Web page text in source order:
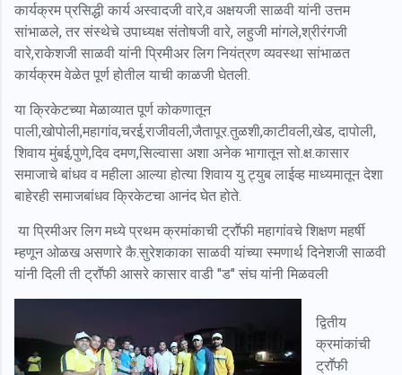
कार्यक्रम प्रसिद्धी कार्य अस्वादजी वारे,व अक्षयजी साळवी यांनी उत्तम
सांभाळले, तर संस्थेचे उपाध्यक्ष संतोषजी वारे, लहुजी मांगले,श्रीरंगजी
वारे,राकेशजी साळवी यांनी प्रिमीअर लिग नियंत्रण व्यवस्था सांभाळत
कार्यक्रम वेळेत पूर्ण होतील याची काळजी घेतली.
या क्रिकेटच्या मेळाव्यात पूर्ण कोकणातून
पाली,खोपोली,महागांव,चरई,राजीवली,जैतापूर.तुळशी,काटीवली,खेड, दापोली,
शिवाय मुंबई,पुणे,दिव दमण,सिल्वासा अशा अनेक भागातून सो.क्ष.कासार
समाजाचे बांधव व महीला आल्या होत्या शिवाय यु ट्युब लाईव्ह माध्यमातून देशा
बाहेरही समाजबांधव क्रिकेटचा आनंद घेत होते.
या प्रिमीअर लिग मध्ये प्रथम क्रमांकाची ट्राॕफी महागांवचे शिक्षण महर्षी
म्हणून ओळख असणारे कै.सुरेशकाका साळवी यांच्या स्मणार्थ दिनेशजी साळवी
यांनी दिली ती ट्राॕफी आसरे कासार वाडी "ड" संघ यांनी मिळवली
द्वितीय
क्रमांकांची
ट्राॕफी